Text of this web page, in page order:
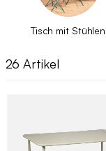
Tisch mit Stühlen
26 Artikel